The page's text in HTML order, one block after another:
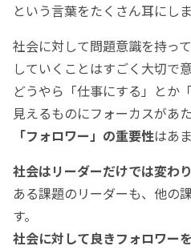
という言葉をたくさん耳にしま
社会に対して問題意識を持っ
していくことはすごく大切で
どうやら「仕事にする」とか
見えるものにフォーカスがあ
「フォロワー」の重要性はあ
社会はリーダーだけでは変わり
ある課題のリーダーも、他の
す。
社会に対して良きフォロワー